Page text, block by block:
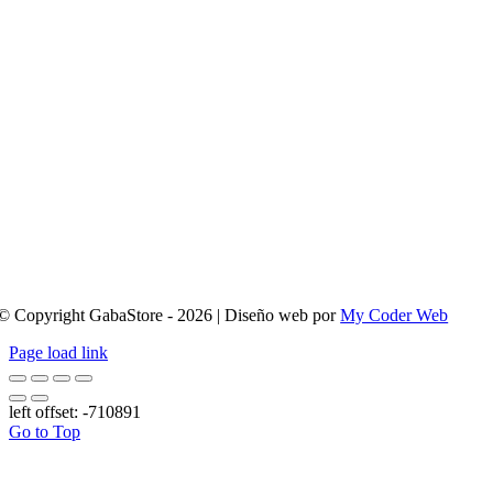
Copyright GabaStore - 2026 | Diseño web porMy Coder Web
Page load link
left offset: -710891
Go to Top